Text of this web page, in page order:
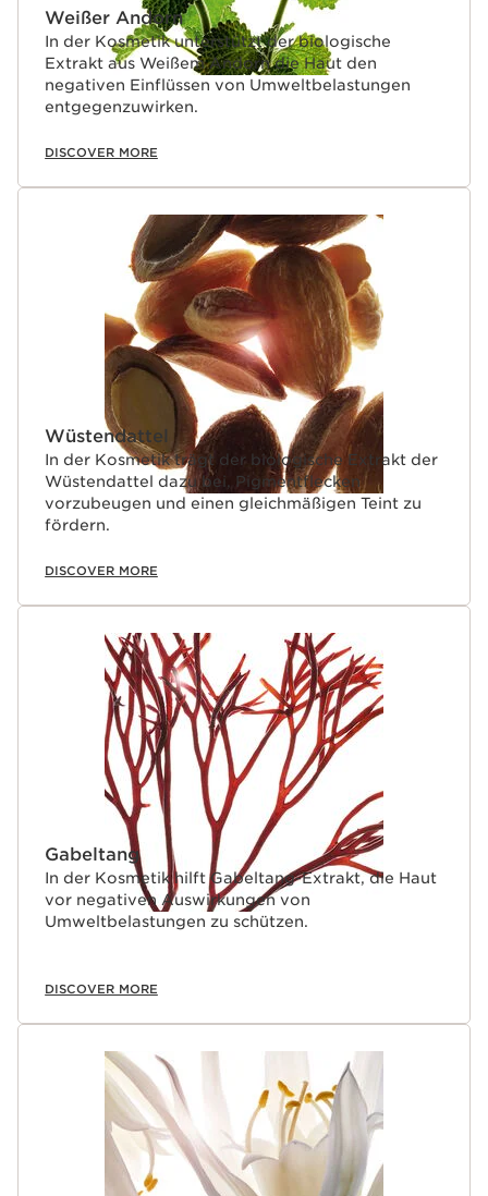
Weißer Andorn
In der Kosmetik unterstützt der biologische
Extrakt aus Weißem Andorn die Haut den
negativen Einflüssen von Umweltbelastungen
entgegenzuwirken.
DISCOVER MORE
Wüstendattel
In der Kosmetik trägt der biologische Extrakt der
Wüstendattel dazu bei, Pigmentflecken
vorzubeugen und einen gleichmäßigen Teint zu
fördern.
DISCOVER MORE
Gabeltang
In der Kosmetik hilft Gabeltang-Extrakt, die Haut
vor negativen Auswirkungen von
Umweltbelastungen zu schützen.
DISCOVER MORE